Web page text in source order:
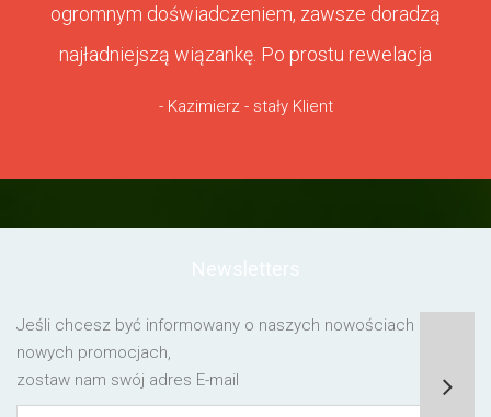
ogromnym doświadczeniem, zawsze doradzą
najładniejszą wiązankę. Po prostu rewelacja
- Kazimierz - stały Klient
Jeśli chcesz być informowany o naszych nowościach lub o
nowych promocjach,
zostaw nam swój adres E-mail